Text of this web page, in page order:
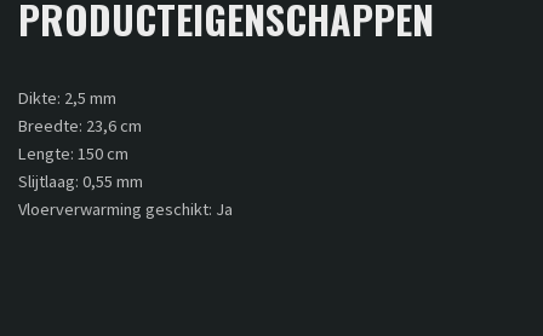
PRODUCTEIGENSCHAPPEN
Dikte: 2,5 mm
Breedte: 23,6 cm
Lengte: 150 cm
Slijtlaag: 0,55 mm
Vloerverwarming geschikt: Ja